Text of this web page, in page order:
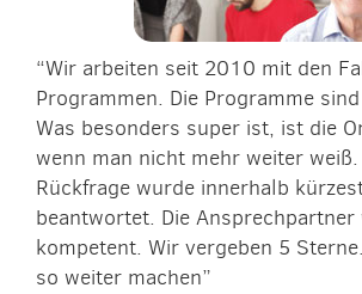
“Wir arbeiten seit 2010 mit den
Programmen. Die Programme
Was besonders super ist, ist die
wenn man nicht mehr weiter weiß.
Rückfrage wurde innerhalb
beantwortet. Die
kompetent. Wir vergeben 5
so weiter machen”